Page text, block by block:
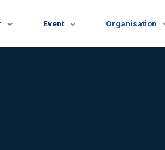
Event Organisation